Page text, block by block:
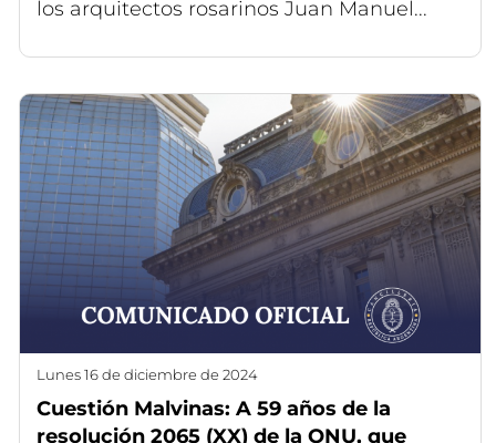
los arquitectos rosarinos Juan Manuel...
lunes 16 de diciembre de 2024
Cuestión Malvinas: A 59 años de la
resolución 2065 (XX) de la ONU, que